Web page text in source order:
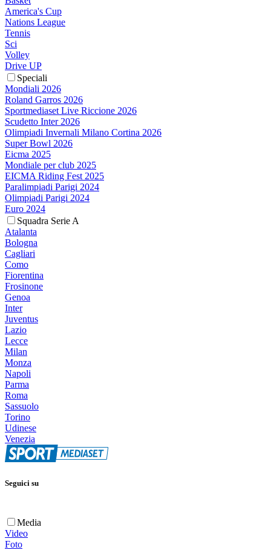
America's Cup
Nations League
Tennis
Sci
Volley
Drive UP
Speciali
Mondiali 2026
Roland Garros 2026
Sportmediaset Live Riccione 2026
Scudetto Inter 2026
Olimpiadi Invernali Milano Cortina 2026
Super Bowl 2026
Eicma 2025
Mondiale per club 2025
EICMA Riding Fest 2025
Paralimpiadi Parigi 2024
Olimpiadi Parigi 2024
Euro 2024
Squadra Serie A
Atalanta
Bologna
Cagliari
Como
Fiorentina
Frosinone
Genoa
Inter
Juventus
Lazio
Lecce
Milan
Monza
Napoli
Parma
Roma
Sassuolo
Torino
Udinese
Venezia
Seguici su
Media
Video
Foto